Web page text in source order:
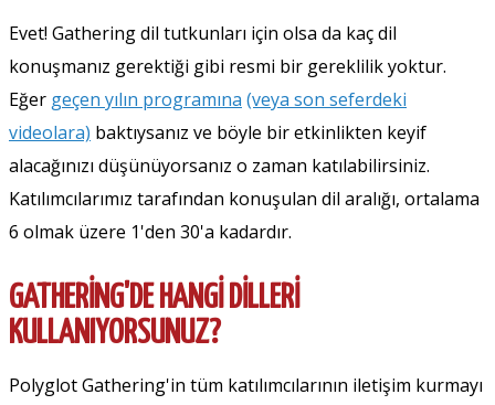
Evet! Gathering dil tutkunları için olsa da kaç dil
konuşmanız gerektiği gibi resmi bir gereklilik yoktur.
Eğer geçen yılın programına (veya son seferdeki
videolara) baktıysanız ve böyle bir etkinlikten keyif
alacağınızı düşünüyorsanız o zaman katılabilirsiniz.
Katılımcılarımız tarafından konuşulan dil aralığı, ortalama
6 olmak üzere 1'den 30'a kadardır.
GATHERING'DE HANGI DILLERI
KULLANIYORSUNUZ?
Polyglot Gathering'in tüm katılımcılarının iletişim kurmayı